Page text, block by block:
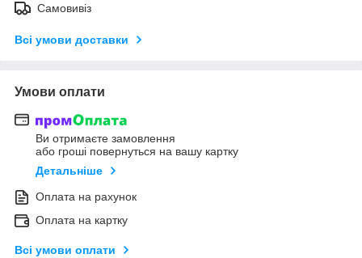
Самовивіз
Всі умови доставки
Умови оплати
Ви отримаєте замовлення
або гроші повернуться на вашу картку
Детальніше
Оплата на рахунок
Оплата на картку
Всі умови оплати